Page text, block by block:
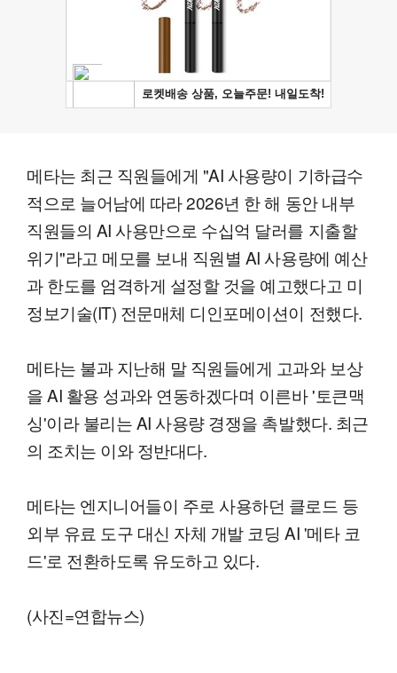
메타는 최근 직원들에게 "AI 사용량이 기하급수
적으로 늘어남에 따라 2026년 한 해 동안 내부
직원들의 AI 사용만으로 수십억 달러를 지출할
위기"라고 메모를 보내 직원별 AI 사용량에 예산
과 한도를 엄격하게 설정할 것을 예고했다고 미
정보기술(IT) 전문매체 디인포메이션이 전했다.
메타는 불과 지난해 말 직원들에게 고과와 보상
을 AI 활용 성과와 연동하겠다며 이른바 '토큰맥
싱'이라 불리는 AI 사용량 경쟁을 촉발했다. 최근
의 조치는 이와 정반대다.
메타는 엔지니어들이 주로 사용하던 클로드 등
외부 유료 도구 대신 자체 개발 코딩 AI '메타 코
드'로 전환하도록 유도하고 있다.
(사진=연합뉴스)